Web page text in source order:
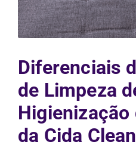
Diferenciais
de Limpeza
Higienização
da Cida